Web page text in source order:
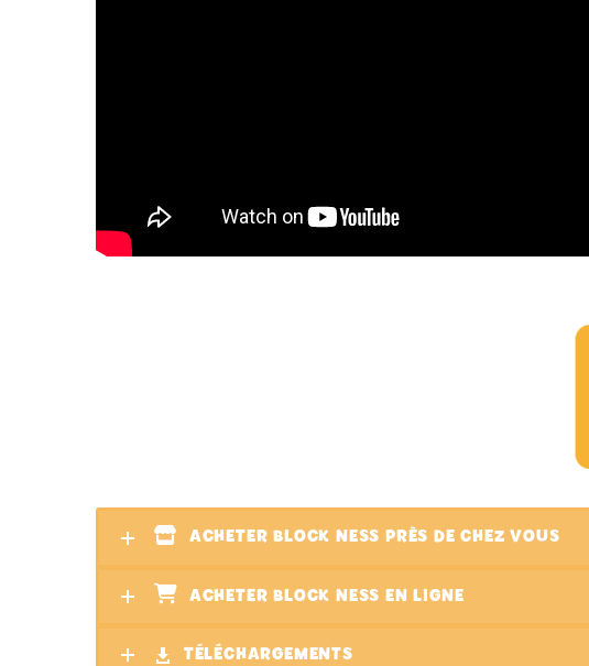
ACHETER BLOCK NESS PRÈS DE CHEZ VOUS
ACHETER BLOCK NESS EN LIGNE
TÉLÉCHARGEMENTS